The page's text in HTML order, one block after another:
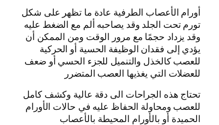
أورام الأعصاب الطرفية عادة ما تظهر على شكل
تورم تحت الجلد وقد يصاحبه ألم مع الضغط عليه
وقد يزداد حجمًا مع مرور الوقت ومن الممكن أن
يؤدي إلى فقدان الوظيفة الحسية أو الحركية
للعصب كالخذل والتنميل للجزء الحسي أو ضعف
للعضلات التي يغذيها العصب المتضرر
تحتاج هذه الجراحات الى دقة عالية وكشف كامل
للعصب ومحاولة الحفاظ عليه في حالات الأورام
الحميدة أو بالأورام المحيطة بالأعصاب